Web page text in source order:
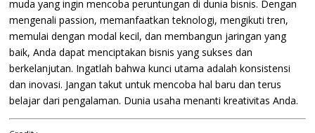
muda yang ingin mencoba peruntungan di dunia bisnis. Dengan
mengenali passion, memanfaatkan teknologi, mengikuti tren,
memulai dengan modal kecil, dan membangun jaringan yang
baik, Anda dapat menciptakan bisnis yang sukses dan
berkelanjutan. Ingatlah bahwa kunci utama adalah konsistensi
dan inovasi. Jangan takut untuk mencoba hal baru dan terus
belajar dari pengalaman. Dunia usaha menanti kreativitas Anda.